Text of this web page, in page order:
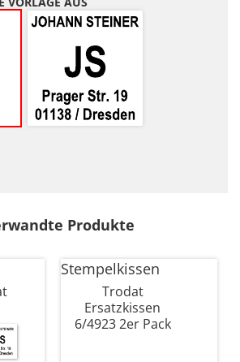
Produkte
Stempelkissen
Trodat
Ersatzkissen
6/4923 2er Pack